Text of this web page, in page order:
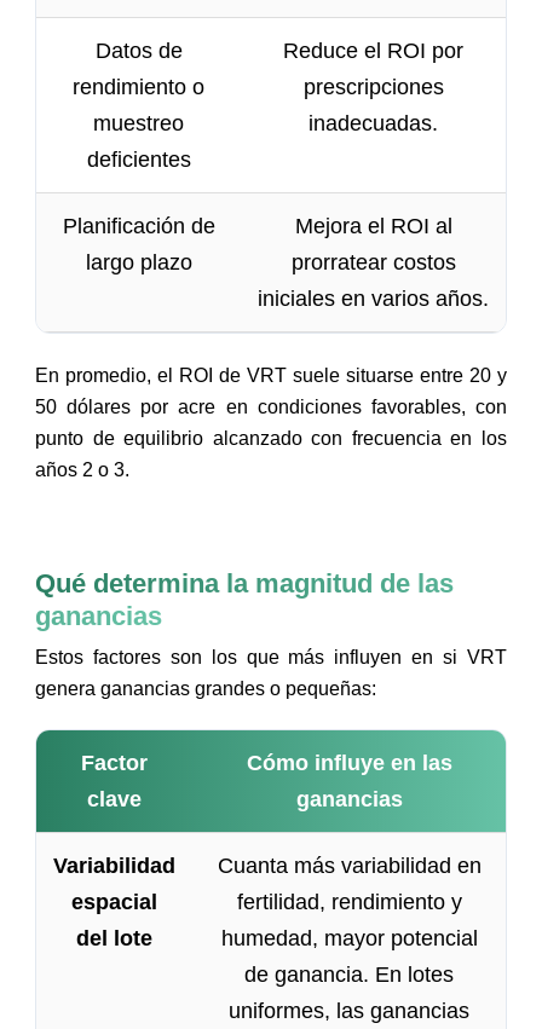
Datos de
rendimiento o
muestreo
deficientes
Reduce el ROI por
prescripciones
inadecuadas.
Planificación de
largo plazo
Mejora el ROI al
prorratear costos
iniciales en varios años.
En promedio, el ROI de VRT suele situarse entre 20 y
50 dólares por acre en condiciones favorables, con
punto de equilibrio alcanzado con frecuencia en los
años 2 o 3.
Qué determina la magnitud de las
ganancias
Estos factores son los que más influyen en si VRT
genera ganancias grandes o pequeñas:
Factor
clave
Cómo influye en las
ganancias
Variabilidad
espacial
del lote
Cuanta más variabilidad en
fertilidad, rendimiento y
humedad, mayor potencial
de ganancia. En lotes
uniformes, las ganancias